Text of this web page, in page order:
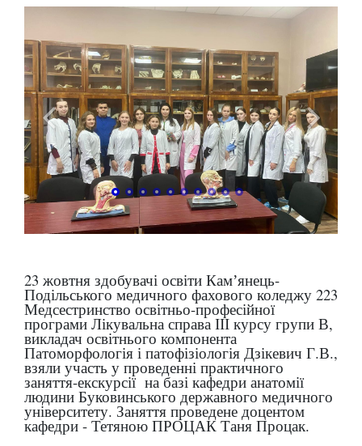
23 жовтня здобувачі освіти Камʼянець-
Подільського медичного фахового коледжу 223
Медсестринство освітньо-професійної
програми Лікувальна справа ІІІ курсу групи В,
викладач освітнього компонента
Патоморфологія і патофізіологія Дзікевич Г.В.,
взяли участь у проведенні практичного
заняття-екскурсії на базі кафедри анатомії
людини Буковинського державного медичного
університету. Заняття проведене доцентом
кафедри - Тетяною ПРОЦАК Таня Процак.